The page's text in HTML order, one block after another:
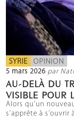
SYRIE OPINION
5 mars 2026 par
AU-DELÀ DU
VISIBLE POUR
Alors qu’un
s’apprête à